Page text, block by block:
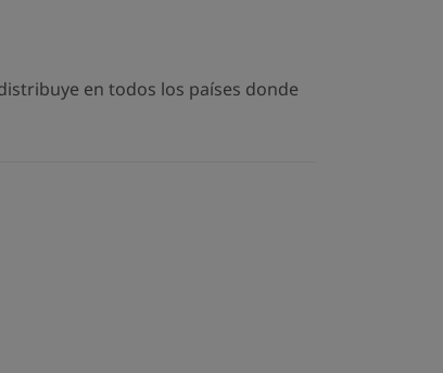
en todos los países donde